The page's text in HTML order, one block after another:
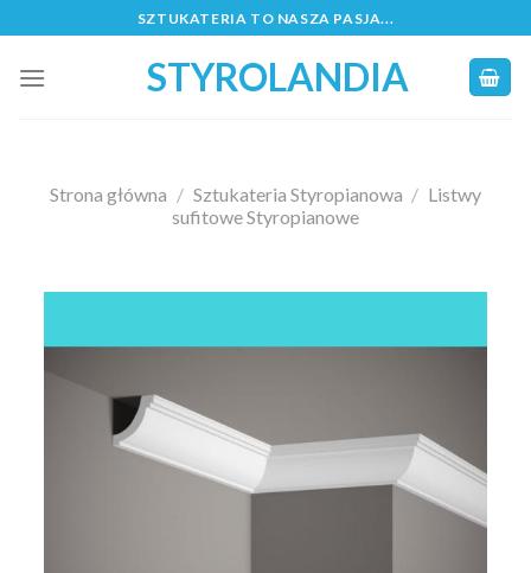
to
content
SZTUKATERIA TO NASZA PASJA...
STYROLANDIA
Strona główna / Sztukateria Styropianowa / Listwy
sufitowe Styropianowe